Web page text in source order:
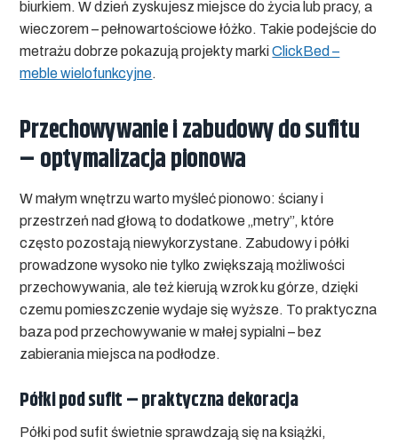
biurkiem. W dzień zyskujesz miejsce do życia lub pracy, a
wieczorem – pełnowartościowe łóżko. Takie podejście do
metrażu dobrze pokazują projekty markiClickBed –
meble wielofunkcyjne.
Przechowywanie i zabudowy do sufitu
– optymalizacja pionowa
W małym wnętrzu warto myśleć pionowo: ściany i
przestrzeń nad głową to dodatkowe „metry”, które
często pozostają niewykorzystane. Zabudowy i półki
prowadzone wysoko nie tylko zwiększają możliwości
przechowywania, ale też kierują wzrok ku górze, dzięki
czemu pomieszczenie wydaje się wyższe. To praktyczna
baza podprzechowywanie w małej sypialni– bez
zabierania miejsca na podłodze.
Półki pod sufit – praktyczna dekoracja
Półki pod sufit świetnie sprawdzają się na książki,